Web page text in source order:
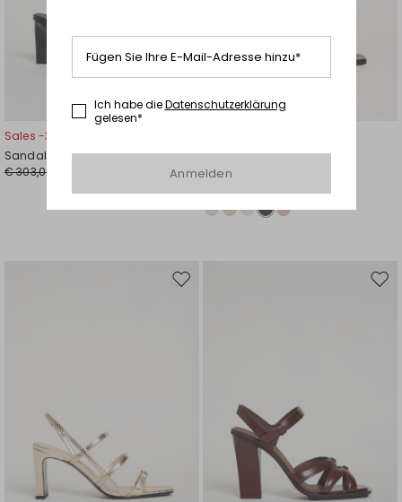
Sales -30%
Sandale aus Glanzleder
€ 303,00
Sandale mit laminierten
Riemchen
Auf
Auf
Fügen Sie Ihre E-Mail-Adresse hinzu*
Ich habe dieDatenschutzerklärung
gelesen*
Anmelden